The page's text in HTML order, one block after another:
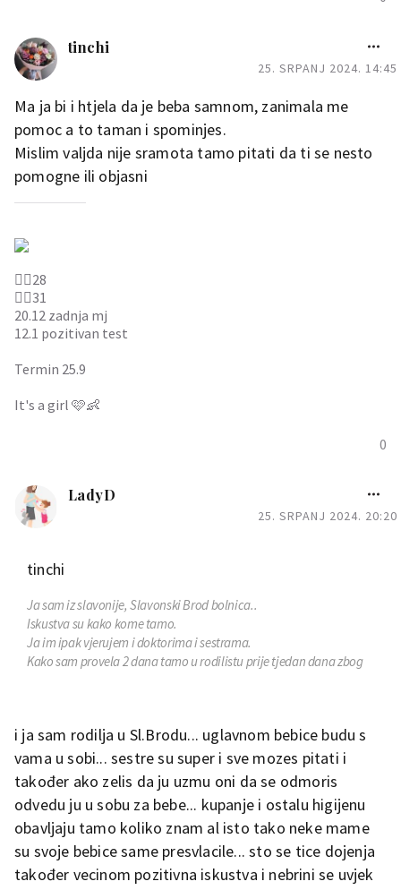
tinchi
25. SRPANJ 2024. 14:45
Ma ja bi i htjela da je beba samnom, zanimala me
pomoc a to taman i spominjes.
Mislim valjda nije sramota tamo pitati da ti se nesto
pomogne ili objasni
0
👱‍♀️28
🧔‍♂️31
20.12 zadnja mj
12.1 pozitivan test
Termin 25.9
It's a girl 🩷👶
LadyD
25. SRPANJ 2024. 20:20
tinchi
Ja sam iz slavonije, Slavonski Brod bolnica..
Iskustva su kako kome tamo.
Ja im ipak vjerujem i doktorima i sestrama.
Kako sam provela 2 dana tamo u rodilistu prije tjedan dana zbog
Nadam se da cu se snaci..
I moja beba 2 dana neka mirna, imam osjecaj da su joj leda na
pupku mom pa bas i neosjetim jake udarce kao prije
i ja sam rodilja u Sl.Brodu... uglavnom bebice budu s
vama u sobi... sestre su super i sve mozes pitati i
također ako zelis da ju uzmu oni da se odmoris
odvedu ju u sobu za bebe... kupanje i ostalu higijenu
obavljaju tamo koliko znam al isto tako neke mame
su svoje bebice same presvlacile... sto se tice dojenja
također vecinom pozitivna iskustva i nebrini se uvjek